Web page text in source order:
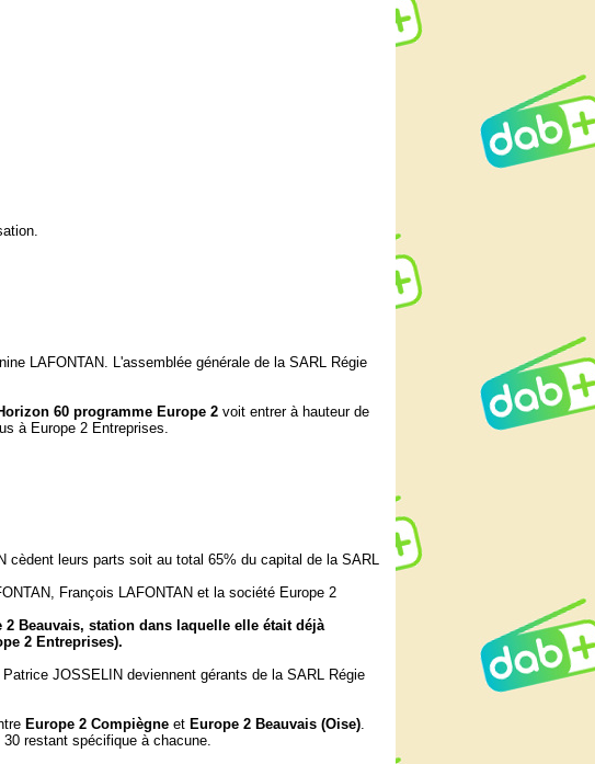
LAFONTAN. L'assemblée générale de la SARL Régie
60 programme Europe 2 voit entrer à hauteur de
à Europe 2 Entreprises.
cèdent leurs parts soit au total 65% du capital de la SARL
François LAFONTAN et la société Europe 2
Beauvais, station dans laquelle elle était déjà
2 Entreprises).
JOSSELIN deviennent gérants de la SARL Régie
Europe 2 Compiègne et Europe 2 Beauvais (Oise).
restant spécifique à chacune.